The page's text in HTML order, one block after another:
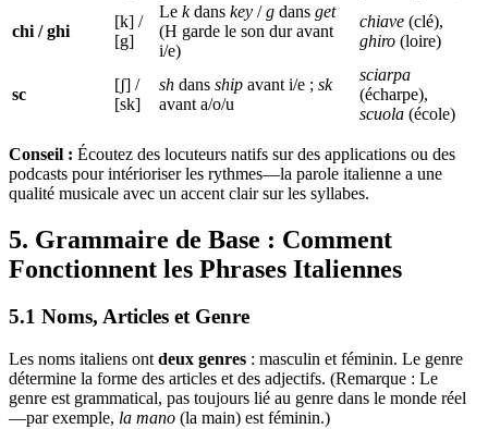
chi / ghi
[k] /
[g]
Le kdans key /g dans get
(H garde le son dur avant
i/e)
chiave (clé),
ghiro (loire)
sc
[ʃ] /
[sk]
sh dans ship avant i/e ; sk
avant a/o/u
sciarpa
(écharpe),
scuola (école)
Conseil : Écoutez des locuteurs natifs sur des applications ou des
podcasts pour intérioriser les rythmes—la parole italienne a une
qualité musicale avec un accent clair sur les syllabes.
5. Grammaire de Base : Comment
Fonctionnent les Phrases Italiennes
5.1 Noms, Articles et Genre
Les noms italiens ont deux genres : masculin et féminin. Le genre
détermine la forme des articles et des adjectifs. (Remarque : Le
genre est grammatical, pas toujours lié au genre dans le monde réel
—par exemple, la mano (la main) est féminin.)